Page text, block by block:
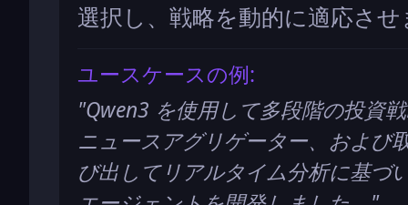
選択し、戦略を動的に適応さ
ユースケースの例:
"Qwen3 を使用して多段階の投資
ニュースアグリゲーター、および
び出してリアルタイム分析に基づ